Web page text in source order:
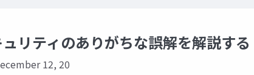
リティのありがちな誤解を解説する
12, 20